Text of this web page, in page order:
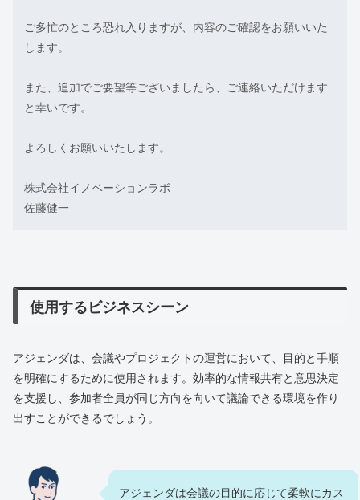
ご多忙のところ恐れ入りますが、内容のご確認をお願いいた
します。
また、追加でご要望等ございましたら、ご連絡いただけます
と幸いです。
よろしくお願いいたします。
株式会社イノベーションラボ
佐藤健一
使用するビジネスシーン
アジェンダは、会議やプロジェクトの運営において、目的と手順
を明確にするために使用されます。効率的な情報共有と意思決定
を支援し、参加者全員が同じ方向を向いて議論できる環境を作り
出すことができるでしょう。
アジェンダは会議の目的に応じて柔軟にカス